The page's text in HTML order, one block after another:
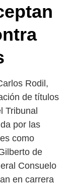
Rodil,
de títulos
Tribunal
por las
como
de
Consuelo
en carrera